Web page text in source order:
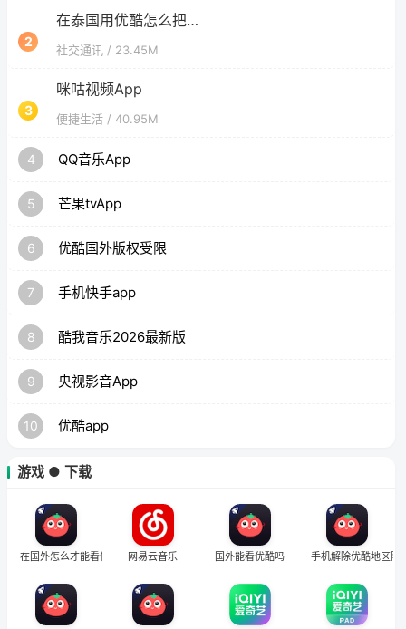
2
在泰国用优酷怎么把定位修改到中国国内
社交通讯 / 23.45M
3
咪咕视频App
便捷生活 / 40.95M
4 QQ音乐App
5 芒果tvApp
6 优酷国外版权受限
7 手机快手app
8 酷我音乐2026最新版
9 央视影音App
10 优酷app
游戏 ● 下载
在国外怎么才能看优酷 网易云音乐 国外能看优酷吗 手机解除优酷地区限